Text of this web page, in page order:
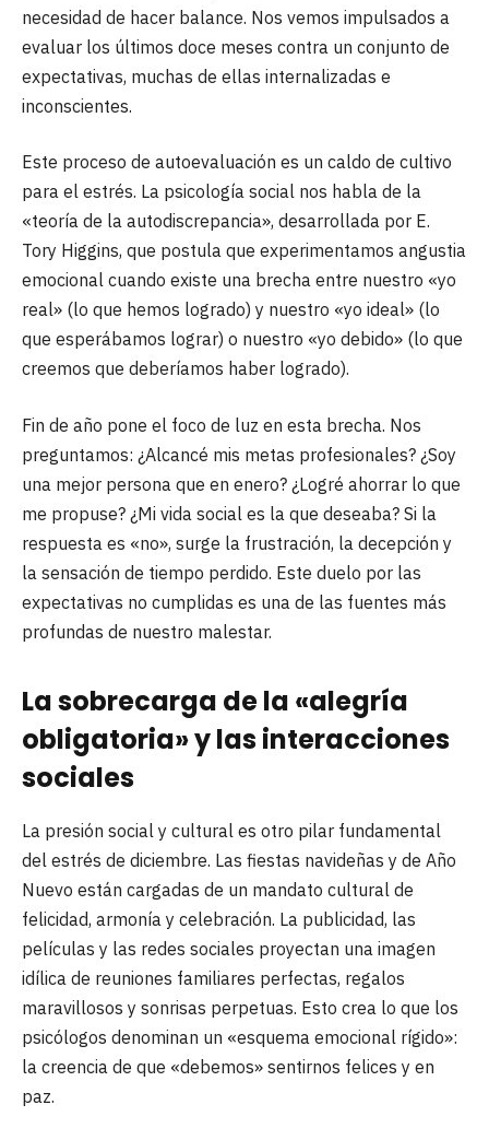
necesidad de hacer balance. Nos vemos impulsados a
evaluar los últimos doce meses contra un conjunto de
expectativas, muchas de ellas internalizadas e
inconscientes.
Este proceso de autoevaluación es un caldo de cultivo
para el estrés. La psicología social nos habla de la
«teoría de la autodiscrepancia», desarrollada por E.
Tory Higgins, que postula que experimentamos angustia
emocional cuando existe una brecha entre nuestro «yo
real» (lo que hemos logrado) y nuestro «yo ideal» (lo
que esperábamos lograr) o nuestro «yo debido» (lo que
creemos que deberíamos haber logrado).
Fin de año pone el foco de luz en esta brecha. Nos
preguntamos: ¿Alcancé mis metas profesionales? ¿Soy
una mejor persona que en enero? ¿Logré ahorrar lo que
me propuse? ¿Mi vida social es la que deseaba? Si la
respuesta es «no», surge la frustración, la decepción y
la sensación de tiempo perdido. Este duelo por las
expectativas no cumplidas es una de las fuentes más
profundas de nuestro malestar.
La sobrecarga de la «alegría
obligatoria» y las interacciones
sociales
La presión social y cultural es otro pilar fundamental
del estrés de diciembre. Las fiestas navideñas y de Año
Nuevo están cargadas de un mandato cultural de
felicidad, armonía y celebración. La publicidad, las
películas y las redes sociales proyectan una imagen
idílica de reuniones familiares perfectas, regalos
maravillosos y sonrisas perpetuas. Esto crea lo que los
psicólogos denominan un «esquema emocional rígido»:
la creencia de que «debemos» sentirnos felices y en
paz.